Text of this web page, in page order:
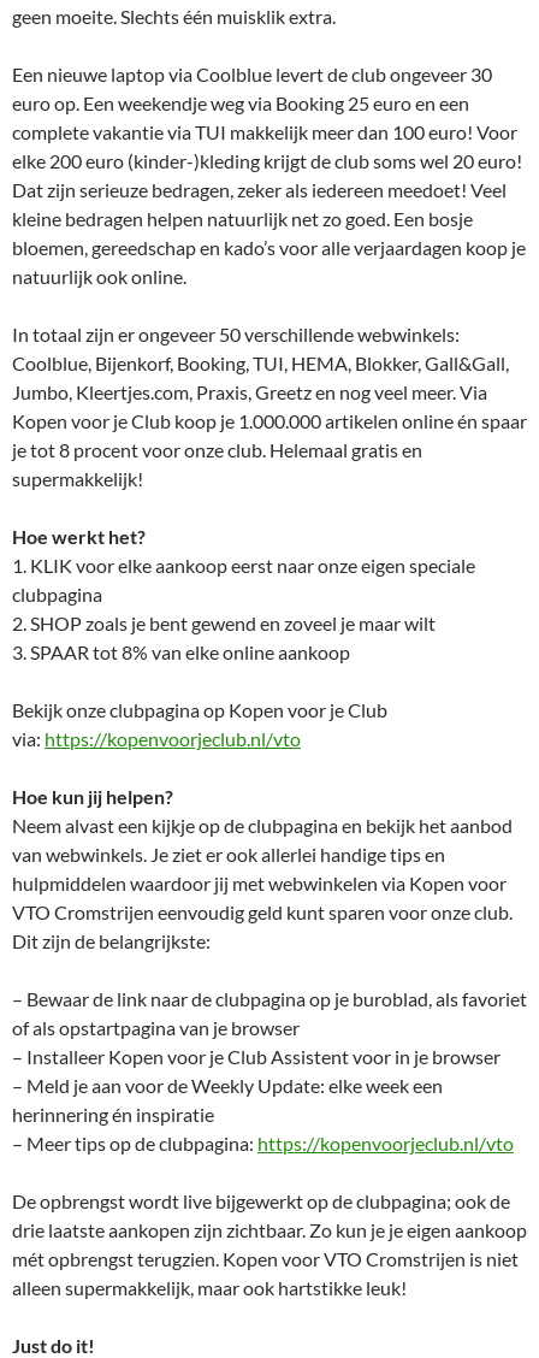
geen moeite. Slechts één muisklik extra.
Een nieuwe laptop via Coolblue levert de club ongeveer 30
euro op. Een weekendje weg via Booking 25 euro en een
complete vakantie via TUI makkelijk meer dan 100 euro! Voor
elke 200 euro (kinder-)kleding krijgt de club soms wel 20 euro!
Dat zijn serieuze bedragen, zeker als iedereen meedoet! Veel
kleine bedragen helpen natuurlijk net zo goed. Een bosje
bloemen, gereedschap en kado’s voor alle verjaardagen koop je
natuurlijk ook online.
In totaal zijn er ongeveer 50 verschillende webwinkels:
Coolblue, Bijenkorf, Booking, TUI, HEMA, Blokker, Gall&Gall,
Jumbo, Kleertjes.com, Praxis, Greetz en nog veel meer. Via
Kopen voor je Club koop je 1.000.000 artikelen online én spaar
je tot 8 procent voor onze club. Helemaal gratis en
supermakkelijk!
Hoe werkt het?
1. KLIK voor elke aankoop eerst naar onze eigen speciale
clubpagina
2. SHOP zoals je bent gewend en zoveel je maar wilt
3. SPAAR tot 8% van elke online aankoop
Bekijk onze clubpagina op Kopen voor je Club
via: https://kopenvoorjeclub.nl/vto
Hoe kun jij helpen?
Neem alvast een kijkje op de clubpagina en bekijk het aanbod
van webwinkels. Je ziet er ook allerlei handige tips en
hulpmiddelen waardoor jij met webwinkelen via Kopen voor
VTO Cromstrijen eenvoudig geld kunt sparen voor onze club.
Dit zijn de belangrijkste:
– Bewaar de link naar de clubpagina op je buroblad, als favoriet
of als opstartpagina van je browser
– Installeer Kopen voor je Club Assistent voor in je browser
– Meld je aan voor de Weekly Update: elke week een
herinnering én inspiratie
– Meer tips op de clubpagina: https://kopenvoorjeclub.nl/vto
De opbrengst wordt live bijgewerkt op de clubpagina; ook de
drie laatste aankopen zijn zichtbaar. Zo kun je je eigen aankoop
mét opbrengst terugzien. Kopen voor VTO Cromstrijen is niet
alleen supermakkelijk, maar ook hartstikke leuk!
Just do it!